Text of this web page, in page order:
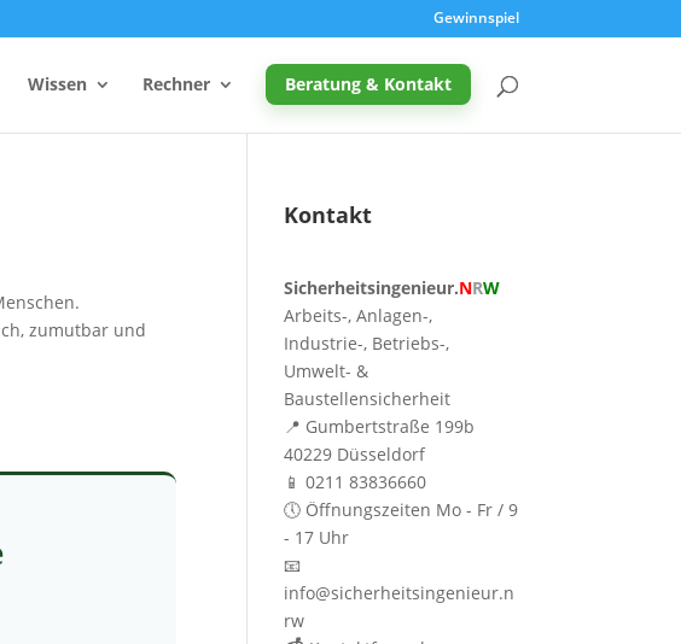
Gewinnspiel
Wissen Rechner
Schreibtischhöhe berechnen
Mutterschutz: Frist berechnen
Taupunkt & Schimmelgefahr
Beratung & Kontakt
zumutbar und
Kontakt
Sicherheitsingenieur.NRW
Arbeits-, Anlagen-,
Industrie-, Betriebs-,
Umwelt- &
Baustellensicherheit
📍 Gumbertstraße 199b
40229 Düsseldorf
📱 0211 83836660
🕔 Öffnungszeiten Mo - Fr / 9
- 17 Uhr
📧
info@sicherheitsingenieur.n
rw